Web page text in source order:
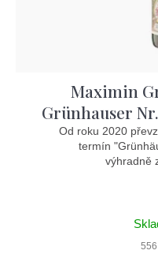
Maximin
Grünhauser
Od roku 2020
termín
výhradně